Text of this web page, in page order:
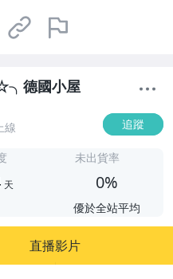
德國小屋
線 追蹤
天
未出貨率
0%
優於全站平均
直播影片